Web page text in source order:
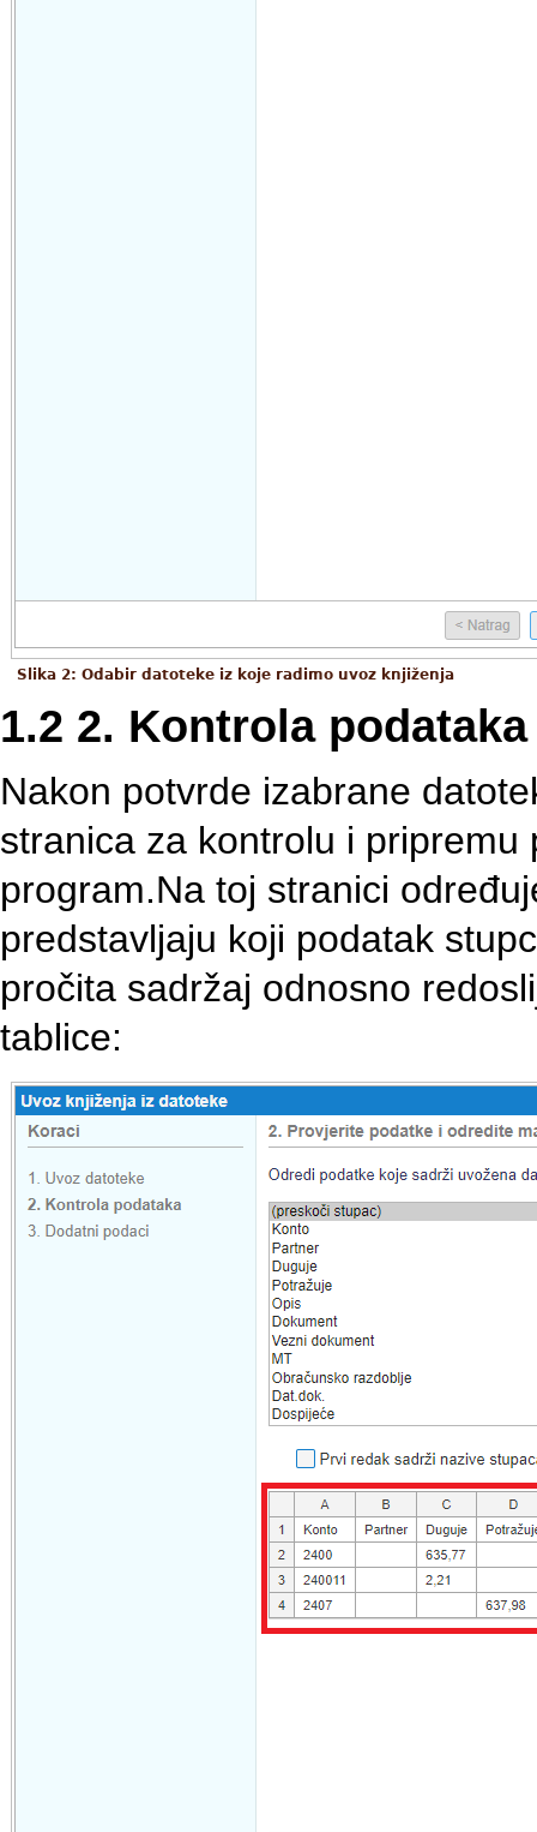
Slika 2: Odabir datoteke iz koje radimo uvoz knjiženja
1.2 2. Kontrola podataka
Nakon potvrde izabrane
stranica za kontrolu i
program.Na toj stranici
predstavljaju koji podatak
pročita sadržaj odnosno
tablice: